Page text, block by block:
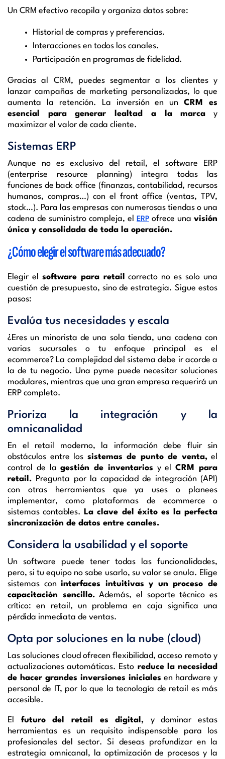
Un CRM efectivo recopila y organiza datos sobre:
Historial de compras y preferencias.
Interacciones en todos los canales.
Participación en programas de fidelidad.
Gracias al CRM, puedes segmentar a los clientes y
lanzar campañas de marketing personalizadas, lo que
aumenta la retención. La inversión en unCRM es
esencial para generar lealtad a la marca y
maximizar el valor de cada cliente.
Sistemas ERP
Aunque no es exclusivo del retail, el software ERP
(enterprise resource planning) integra todas las
funciones de back office (finanzas, contabilidad, recursos
humanos, compras…) con el front office (ventas, TPV,
stock…). Para las empresas con numerosas tiendas o una
cadena de suministro compleja, el
ERP ofrece una visión
única y consolidada de toda la operación.
¿Cómo elegir el software más adecuado?
Elegir el software para retail
correcto no es solo una
cuestión de presupuesto, sino de estrategia. Sigue estos
pasos:
Evalúa tus necesidades y escala
¿Eres un minorista de una sola tienda, una cadena con
varias sucursales o tu enfoque principal es el
ecommerce? La complejidad del sistema debe ir acorde a
la de tu negocio. Una pyme puede necesitar soluciones
modulares, mientras que una gran empresa requerirá un
ERP completo.
Prioriza la integración y la
omnicanalidad
En el retail moderno, la información debe fluir sin
obstáculos entre los sistemas de punto de venta, el
control de lagestión de inventarios y elCRM para
retail. Pregunta por la capacidad de integración (API)
con otras herramientas que ya uses o planees
implementar, como plataformas de ecommerce o
sistemas contables.
La clave del éxito es la perfecta
sincronización de datos entre canales.
Considera la usabilidad y el soporte
Un software puede tener todas las funcionalidades,
pero, si tu equipo no sabe usarlo, su valor se anula. Elige
sistemas coninterfaces intuitivas y un proceso de
capacitación sencillo.Además, el soporte técnico es
crítico: en retail, un problema en caja significa una
pérdida inmediata de ventas.
Opta por soluciones en la nube (cloud)
Las soluciones cloud ofrecen flexibilidad, acceso remoto y
actualizaciones automáticas. Esto reduce la necesidad
de hacer grandes inversiones iniciales en hardware y
personal de IT, por lo que la tecnología de retail es más
accesible.
El futuro del retail es digital, y dominar estas
herramientas es un requisito indispensable para los
profesionales del sector. Si deseas profundizar en la
estrategia omnicanal, la optimización de procesos y la